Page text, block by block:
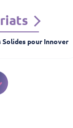
pour Innover